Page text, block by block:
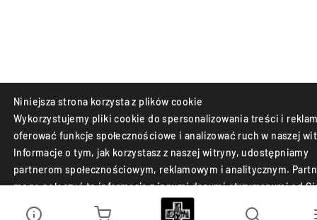
Niniejsza strona korzysta z plików cookie
Wykorzystujemy pliki cookie do spersonalizowania treści i
oferować funkcje społecznościowe i analizować ruch w naszej
Informacje o tym, jak korzystasz z naszej witryny, udostępniamy
partnerom społecznościowym, reklamowym i analitycznym.
mogą połączyć te informacje z innymi danymi otrzymanymi od
lub uzyskanymi podczas korzystania z ich usług.